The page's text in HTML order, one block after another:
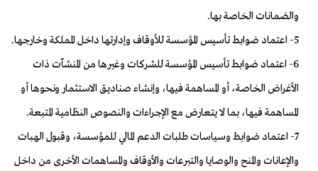
والضمانات الخاصة بها.
5- اعتماد ضوابط تأسيس المؤسسة للأوقاف وإدارتها داخل المملكة وخارجها.
6- اعتماد ضوابط تأسيس المؤسسة للشركات وغيرها من المنشآت ذات
الأغراض الخاصة، أو المساهمة فيها، وإنشاء صناديق الاستثمار ونحوها أو
المساهمة فيها، بما لا يتعارض مع الإجراءات والنصوص النظامية المتبعة.
7- اعتماد ضوابط وسياسات طلبات الدعم المالي للمؤسسة، وقبول الهبات
والإعانات والمنح والوصايا والتبرعات والأوقاف والمساهمات الأخرى من داخل